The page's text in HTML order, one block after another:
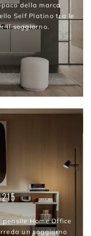
della marca
Self Platino tra le
il soggiorno.
Home Office
un soggiorno